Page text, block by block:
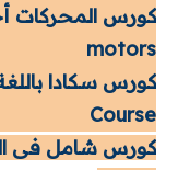
motors
Course
كورس شامل فى